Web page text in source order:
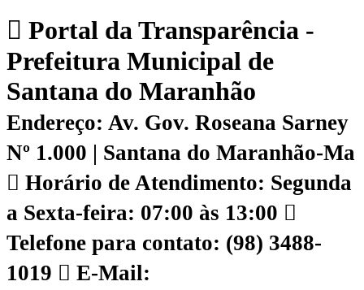
Portal da Transparência -
Prefeitura Municipal de
Santana do Maranhão
Endereço: Av. Gov. Roseana Sarney
Nº 1.000 | Santana do Maranhão-Ma
Horário de Atendimento: Segunda
a Sexta-feira: 07:00 às 13:00
Telefone para contato: (98) 3488-
1019
E-Mail: